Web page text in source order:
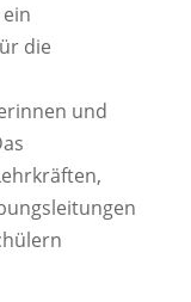
die
und